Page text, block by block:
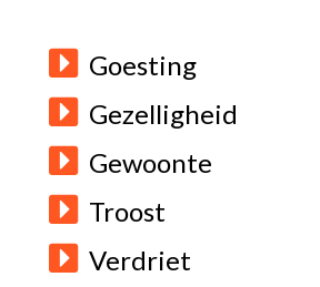
Goesting
Gezelligheid
Gewoonte
Troost
Verdriet